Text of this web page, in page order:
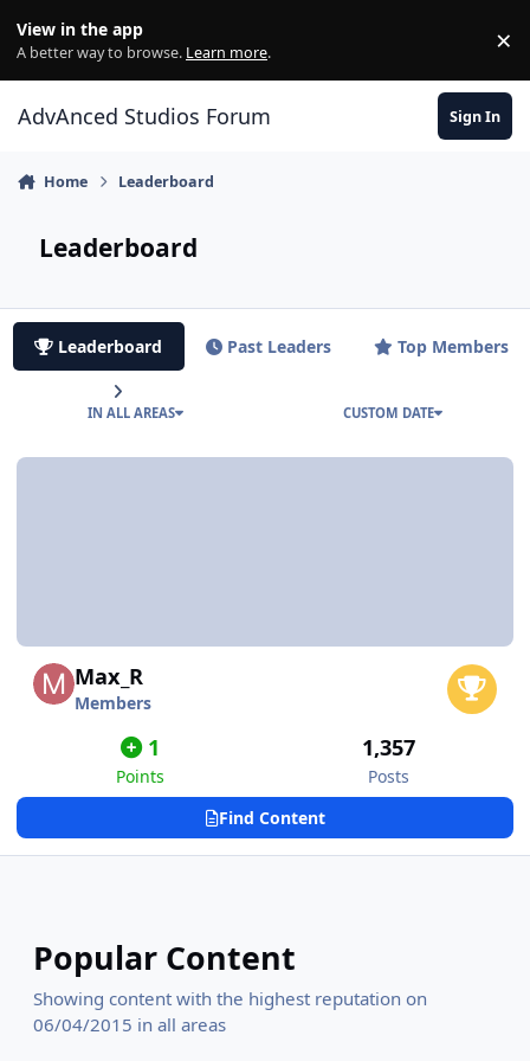
View in the app
A better way to browse. Learn more. ×
AdvAnced Studios Forum Sign In
Home Leaderboard
Leaderboard
Leaderboard Past Leaders Top Members
IN ALL AREAS CUSTOM DATE
Max_R
Members
1
Points
1,357
Posts
Find Content
Popular Content
Showing content with the highest reputation on
06/04/2015 in all areas